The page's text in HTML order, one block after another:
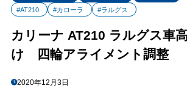
#AT210
#カローラ #ラルグス
カリーナ AT210 ラルグス車
け 四輪アライメント調整
2020年12月3日